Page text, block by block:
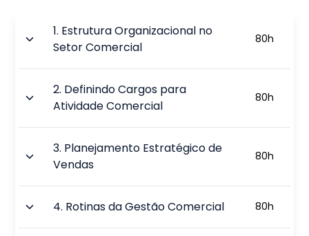
1. Estrutura Organizacional no
Setor Comercial
80h
2. Definindo Cargos para
Atividade Comercial
80h
3. Planejamento Estratégico de
Vendas
80h
4. Rotinas da Gestão Comercial 80h